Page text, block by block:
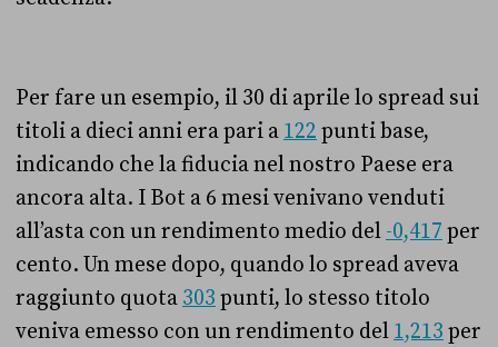
Per fare un esempio, il 30 di aprile lo spread sui
titoli a dieci anni era pari a 122 punti base,
indicando che la fiducia nel nostro Paese era
ancora alta. I Bot a 6 mesi venivano venduti
all’asta con un rendimento medio del -0,417 per
cento. Un mese dopo, quando lo spread aveva
raggiunto quota 303 punti, lo stesso titolo
veniva emesso con un rendimento del 1,213 per